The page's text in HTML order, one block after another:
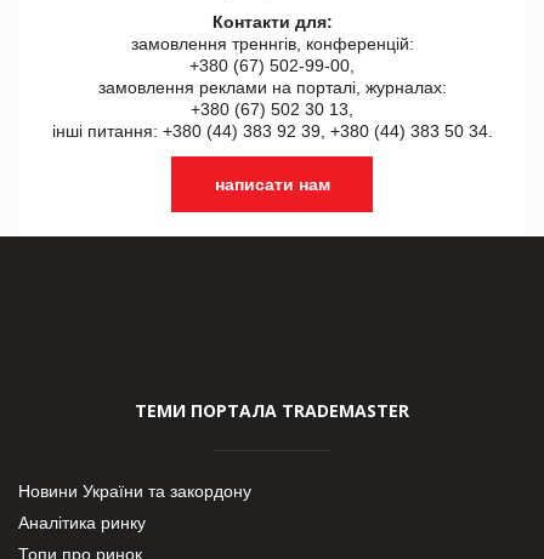
Контакти для:
замовлення треннгів, конференцій:
+380 (67) 502-99-00,
замовлення реклами на порталі, журналах:
+380 (67) 502 30 13,
інші питання: +380 (44) 383 92 39, +380 (44) 383 50 34.
написати нам
ТЕМИ ПОРТАЛА TRADEMASTER
Новини України та закордону
Аналітика ринку
Топи про ринок